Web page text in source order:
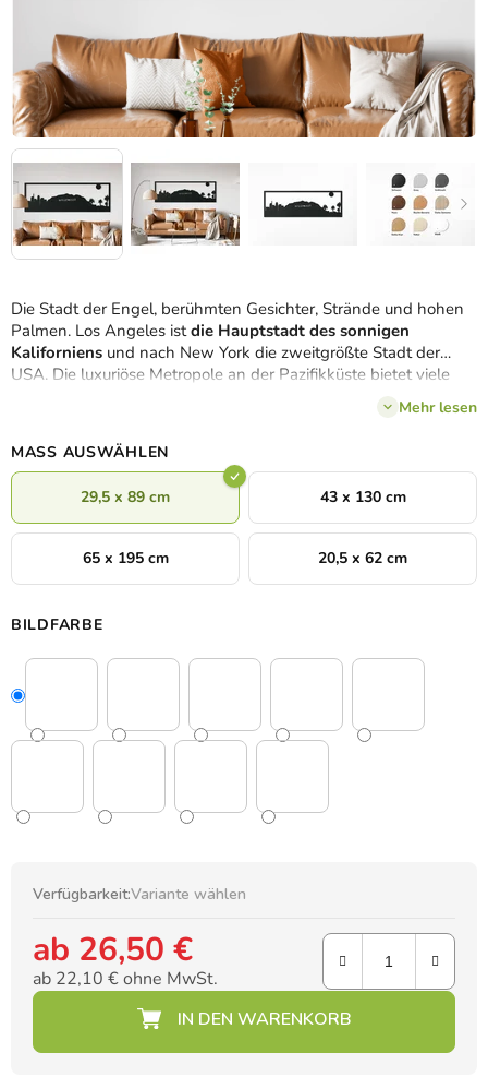
Die Stadt der Engel, berühmten Gesichter, Strände und hohen
Palmen. Los Angeles istdie Hauptstadt des sonnigen
Kaliforniens und nach New York die zweitgrößte Stadt der
USA. Die luxuriöse Metropole an der Pazifikküste bietet viele
Attraktionen, die es zu sehen gibt. Wir haben versucht, auf
amerikanischen Traum
Größenund8 Dekoren einzufangen.
Mehr lesen
MASS AUSWÄHLEN
29,5 x 89 cm 43 x 130 cm
65 x 195 cm 20,5 x 62 cm
BILDFARBE
Verfügbarkeit:Variante wählen
ab 26,50 €
ab 22,10 €ohne MwSt.